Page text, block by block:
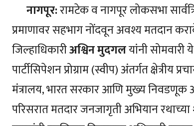
नागपूर:रामटेक व नागपूर लोकसभा
प्रमाणावर सहभाग नोंदवून अवश्य मतदान
जिल्हाधिकारीअश्विन मुदगलयांनी
पार्टीसिपेशन प्रोग्राम (स्वीप) अंतर्गत क्षेत्रीय
मंत्रालय, भारत सरकार आणि मुख्य निवडणूक
परिसरात मतदार जनजागृती अभियान